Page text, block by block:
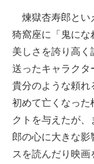
煉獄杏寿郎とい
猗窩座に「鬼にな
美しさを誇り高く
送ったキャラクタ
貴分のような頼れ
初めて亡くなった
クトを与えたが
郎の心に大きな影
スを読んだり映